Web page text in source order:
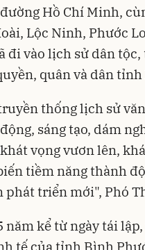
Hồ Chí Minh,
Lộc Ninh, Phước
đi vào lịch sử dân
quân và dân
thống lịch sử
sáng tạo, dám
vọng vươn lên,
tiềm năng thành
phát triển mới", Phó
năm kể từ ngày tái
tế của tỉnh Bình